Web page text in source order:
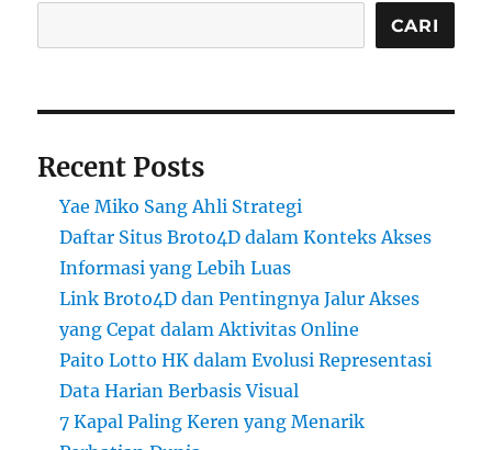
CARI
Recent Posts
Yae Miko Sang Ahli Strategi
Daftar Situs Broto4D dalam Konteks Akses
Informasi yang Lebih Luas
Link Broto4D dan Pentingnya Jalur Akses
yang Cepat dalam Aktivitas Online
Paito Lotto HK dalam Evolusi Representasi
Data Harian Berbasis Visual
7 Kapal Paling Keren yang Menarik